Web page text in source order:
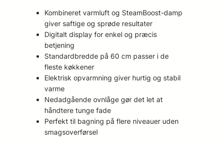
Kombineret varmluft og SteamBoost-damp
giver saftige og sprøde resultater
Digitalt display for enkel og præcis
betjening
Standardbredde på 60 cm passer i de
fleste køkkener
Elektrisk opvarmning giver hurtig og stabil
varme
Nedadgående ovnlåge gør det let at
håndtere tunge fade
Perfekt til bagning på flere niveauer uden
smagsoverførsel